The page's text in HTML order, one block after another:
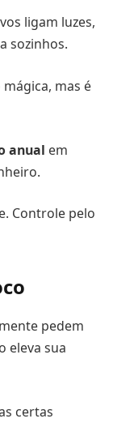
ligam luzes,
sozinhos.
mas é
anual em
Controle pelo
pedem
eleva sua
certas